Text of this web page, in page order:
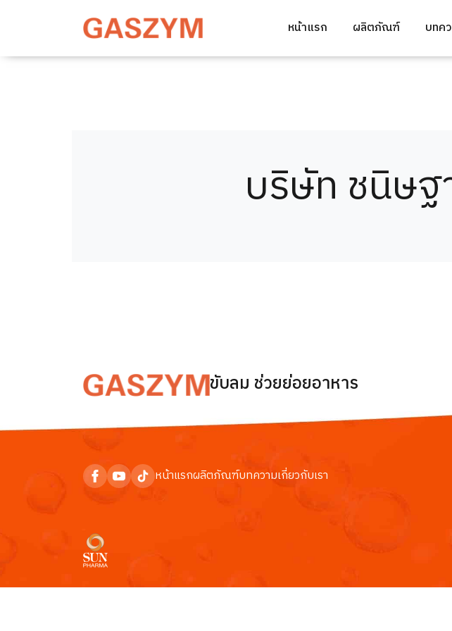
หน้าแรก ผลิตภัณฑ์ บทค
บริษัท ชนิษฐ
ขับลม ช่วยย่อยอาหาร
หน้าแรกผลิตภัณฑ์บทความเกี่ยวกับเรา